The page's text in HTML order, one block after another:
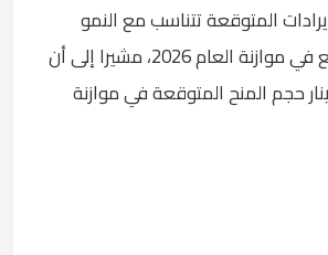
المتوقعة تتناسب مع النمو
الاقتصادي المتوقع في موازنة العام 2026، مشيرا إلى أن
دينار حجم المنح المتوقعة في موازنة